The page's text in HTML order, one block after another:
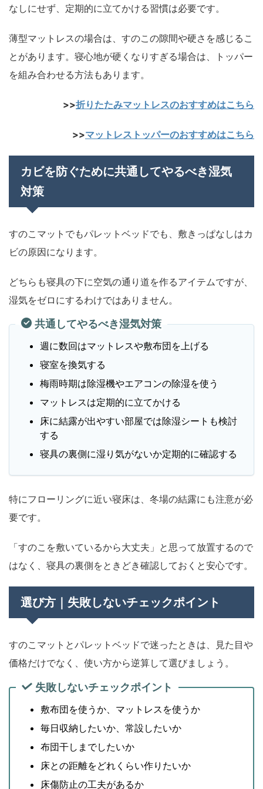
なしにせず、定期的に立てかける習慣は必要です。
薄型マットレスの場合は、すのこの隙間や硬さを感じるこ
とがあります。寝心地が硬くなりすぎる場合は、トッパー
を組み合わせる方法もあります。
>>折りたたみマットレスのおすすめはこちら
>>マットレストッパーのおすすめはこちら
カビを防ぐために共通してやるべき湿気
対策
すのこマットでもパレットベッドでも、敷きっぱなしはカ
ビの原因になります。
どちらも寝具の下に空気の通り道を作るアイテムですが、
湿気をゼロにするわけではありません。
共通してやるべき湿気対策
週に数回はマットレスや敷布団を上げる
寝室を換気する
梅雨時期は除湿機やエアコンの除湿を使う
マットレスは定期的に立てかける
床に結露が出やすい部屋では除湿シートも検討
する
寝具の裏側に湿り気がないか定期的に確認する
特にフローリングに近い寝床は、冬場の結露にも注意が必
要です。
「すのこを敷いているから大丈夫」と思って放置するので
はなく、寝具の裏側をときどき確認しておくと安心です。
選び方｜失敗しないチェックポイント
すのこマットとパレットベッドで迷ったときは、見た目や
価格だけでなく、使い方から逆算して選びましょう。
失敗しないチェックポイント
敷布団を使うか、マットレスを使うか
毎日収納したいか、常設したいか
布団干しまでしたいか
床との距離をどれくらい作りたいか
床傷防止の工夫があるか